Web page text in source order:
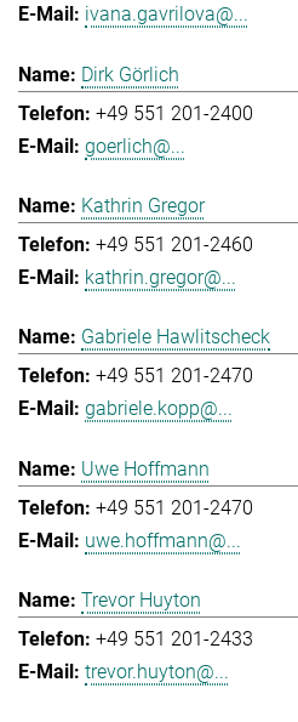
ivana.gavrilova@...
Dirk Görlich
+49 551 201-2400
goerlich@...
Kathrin Gregor
+49 551 201-2460
kathrin.gregor@...
Gabriele Hawlitscheck
+49 551 201-2470
gabriele.kopp@...
Uwe Hoffmann
+49 551 201-2470
uwe.hoffmann@...
Trevor Huyton
+49 551 201-2433
trevor.huyton@...